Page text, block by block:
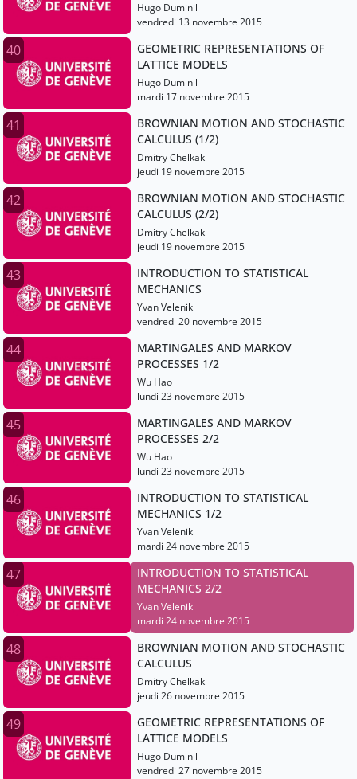
Hugo Duminil
vendredi 13 novembre 2015
40
GEOMETRIC REPRESENTATIONS OF
LATTICE MODELS
Hugo Duminil
mardi 17 novembre 2015
41
BROWNIAN MOTION AND STOCHASTIC
CALCULUS (1/2)
Dmitry Chelkak
jeudi 19 novembre 2015
42
BROWNIAN MOTION AND STOCHASTIC
CALCULUS (2/2)
Dmitry Chelkak
jeudi 19 novembre 2015
43
INTRODUCTION TO STATISTICAL
MECHANICS
Yvan Velenik
vendredi 20 novembre 2015
44
MARTINGALES AND MARKOV
PROCESSES 1/2
Wu Hao
lundi 23 novembre 2015
45
MARTINGALES AND MARKOV
PROCESSES 2/2
Wu Hao
lundi 23 novembre 2015
46
INTRODUCTION TO STATISTICAL
MECHANICS 1/2
Yvan Velenik
mardi 24 novembre 2015
47
INTRODUCTION TO STATISTICAL
MECHANICS 2/2
Yvan Velenik
mardi 24 novembre 2015
48
BROWNIAN MOTION AND STOCHASTIC
CALCULUS
Dmitry Chelkak
jeudi 26 novembre 2015
49
GEOMETRIC REPRESENTATIONS OF
LATTICE MODELS
Hugo Duminil
vendredi 27 novembre 2015